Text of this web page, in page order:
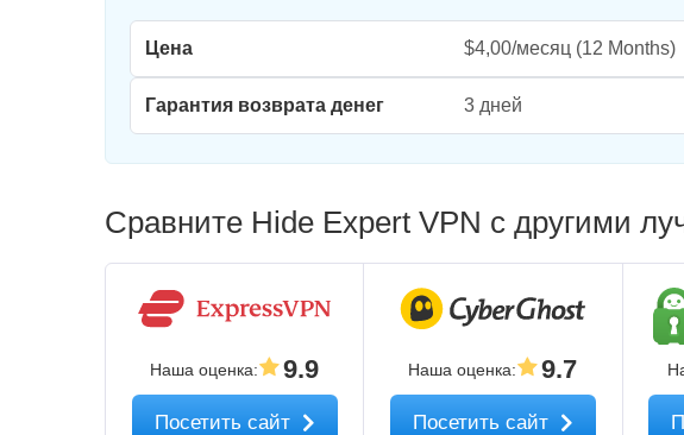
Цена $4,00/месяц (12 Months)
Гарантия возврата денег 3 дней
Сравните Hide Expert VPN с другими
Наша оценка: 9.9
Посетить сайт
Наша оценка: 9.7
Посетить сайт